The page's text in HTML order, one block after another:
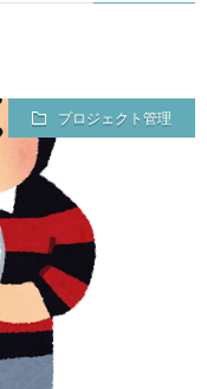
プロジェクト管理